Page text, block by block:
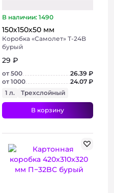
В наличии: 1490
150х150х50 мм
Коробка «Самолет» Т-24B
бурый
29 ₽
от 500
26.39 ₽
от 1000
24.07 ₽
1 л.
Трехслойный
В корзину